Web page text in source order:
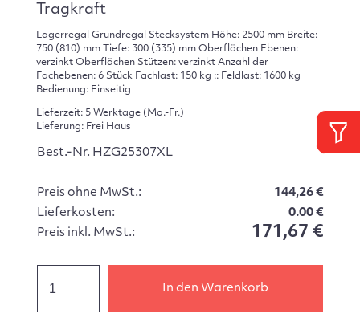
Tragkraft
Lagerregal Grundregal Stecksystem Höhe: 2500 mm Breite:
750 (810) mm Tiefe: 300 (335) mm Oberflächen Ebenen:
verzinkt Oberflächen Stützen: verzinkt Anzahl der
Fachebenen: 6 Stück Fachlast: 150 kg :: Feldlast: 1600 kg
Bedienung: Einseitig
Lieferzeit: 5 Werktage (Mo.-Fr.)
Lieferung: Frei Haus
Best.-Nr. HZG25307XL
Preis ohne MwSt.:
144,26 €
Lieferkosten:
0.00 €
Preis inkl. MwSt.:
171,67 €
In den Warenkorb